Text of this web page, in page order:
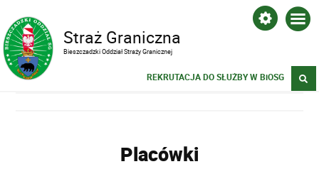
Straż Graniczna
Bieszczadzki Oddział Straży Granicznej
REKRUTACJA DO SŁUŻBY W BiOSG
Placówki